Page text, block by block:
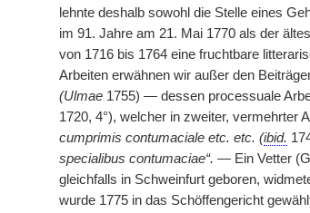
lehnte deshalb sowohl die Stelle eines
im 91. Jahre am 21. Mai 1770 als der
von 1716 bis 1764 eine fruchtbare
Arbeiten erwähnen wir außer den
(Ulmae1755) — dessen processuale
1720, 4°), welcher in zweiter, vermehrter
cumprimis contumaciale etc. etc. (ibid.
specialibus contumaciae“. — Ein Vetter
gleichfalls in Schweinfurt geboren,
wurde 1775 in das Schöffengericht